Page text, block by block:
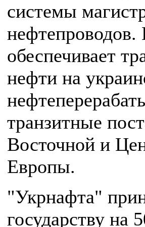
системы
нефтепроводов.
обеспечивает
нефти на
транзитные
Восточной и
Европы.
"Укрнафта"
государству на